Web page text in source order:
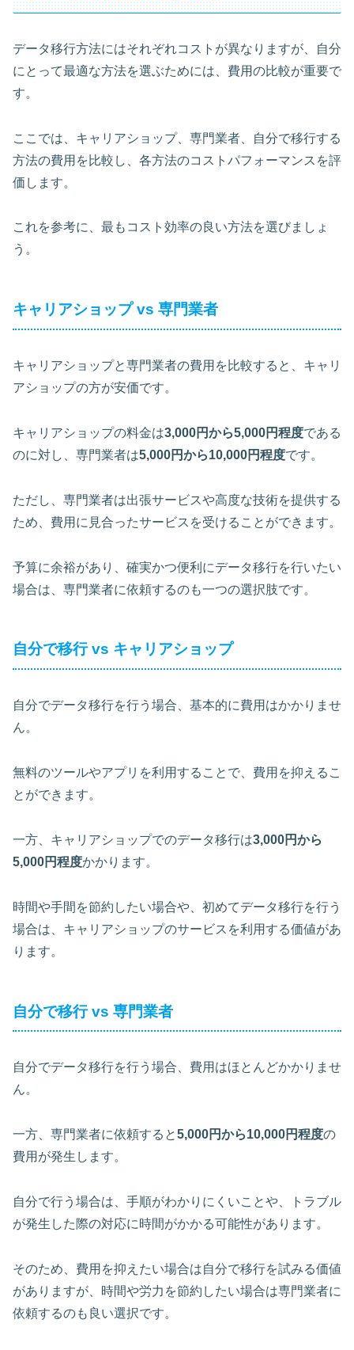
データ移行方法にはそれぞれコストが異なりますが、自分
にとって最適な方法を選ぶためには、費用の比較が重要で
す。
ここでは、キャリアショップ、専門業者、自分で移行する
方法の費用を比較し、各方法のコストパフォーマンスを評
価します。
これを参考に、最もコスト効率の良い方法を選びましょ
う。
キャリアショップ vs 専門業者
キャリアショップと専門業者の費用を比較すると、キャリ
アショップの方が安価です。
キャリアショップの料金は3,000円から5,000円程度である
のに対し、専門業者は5,000円から10,000円程度です。
ただし、専門業者は出張サービスや高度な技術を提供する
ため、費用に見合ったサービスを受けることができます。
予算に余裕があり、確実かつ便利にデータ移行を行いたい
場合は、専門業者に依頼するのも一つの選択肢です。
自分で移行 vs キャリアショップ
自分でデータ移行を行う場合、基本的に費用はかかりませ
ん。
無料のツールやアプリを利用することで、費用を抑えるこ
とができます。
一方、キャリアショップでのデータ移行は3,000円から
5,000円程度かかります。
時間や手間を節約したい場合や、初めてデータ移行を行う
場合は、キャリアショップのサービスを利用する価値があ
ります。
自分で移行 vs 専門業者
自分でデータ移行を行う場合、費用はほとんどかかりませ
ん。
一方、専門業者に依頼すると5,000円から10,000円程度の
費用が発生します。
自分で行う場合は、手順がわかりにくいことや、トラブル
が発生した際の対応に時間がかかる可能性があります。
そのため、費用を抑えたい場合は自分で移行を試みる価値
がありますが、時間や労力を節約したい場合は専門業者に
依頼するのも良い選択です。